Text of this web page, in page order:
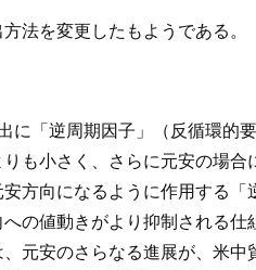
法を変更したもようである。
に「逆周期因子」（反循環
も小さく、さらに元安の場
方向になるように作用する
の値動きがより抑制される
元安のさらなる進展が、米